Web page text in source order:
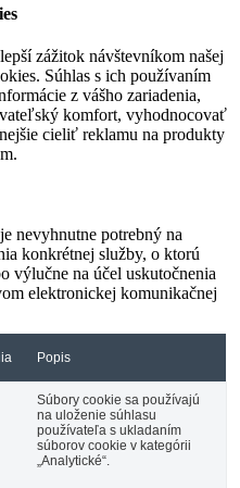
zážitok návštevníkom našej
Súhlas s ich používaním
z vášho zariadenia,
komfort, vyhodnocovať
cieliť reklamu na produkty
nevyhnutne potrebný na
konkrétnej služby, o ktorú
výlučne na účel uskutočnenia
elektronickej komunikačnej
Popis
Súbory cookie sa používajú
na uloženie súhlasu
používateľa s ukladaním
súborov cookie v kategórii
„Analytické“.